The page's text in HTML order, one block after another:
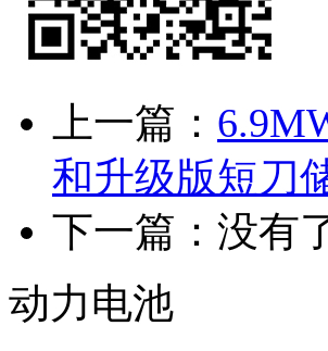
上一篇：
和升级版短刀
下一篇：没有
动力电池